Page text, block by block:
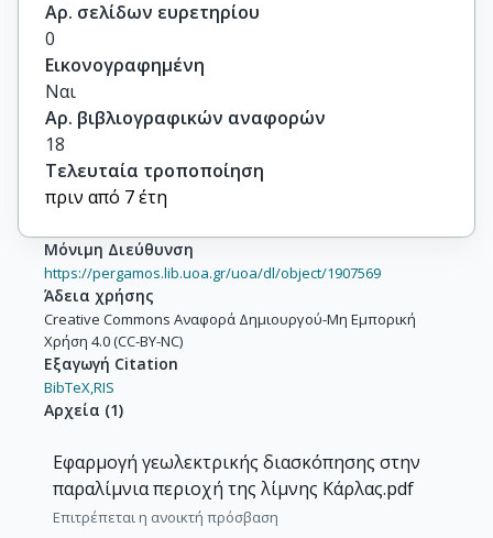
Αρ. σελίδων ευρετηρίου
0
Εικονογραφημένη
Ναι
Αρ. βιβλιογραφικών αναφορών
18
Τελευταία τροποποίηση
πριν από 7 έτη
Μόνιμη Διεύθυνση
https://pergamos.lib.uoa.gr/uoa/dl/object/1907569
Άδεια χρήσης
Creative Commons Αναφορά Δημιουργού-Μη Εμπορική
Χρήση 4.0 (CC-BY-NC)
Εξαγωγή Citation
BibTeX,RIS
Αρχεία (1)
Εφαρμογή γεωλεκτρικής διασκόπησης στην
παραλίμνια περιοχή της λίμνης Κάρλας.pdf
Επιτρέπεται η ανοικτή πρόσβαση